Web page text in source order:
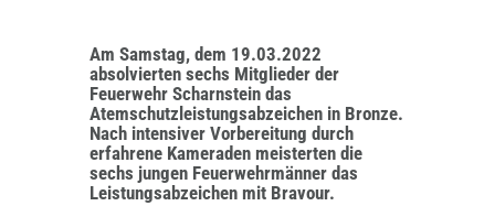
Am Samstag, dem 19.03.2022
absolvierten sechs Mitglieder der
Feuerwehr Scharnstein das
Atemschutzleistungsabzeichen in Bronze.
Nach intensiver Vorbereitung durch
erfahrene Kameraden meisterten die
sechs jungen Feuerwehrmänner das
Leistungsabzeichen mit Bravour.